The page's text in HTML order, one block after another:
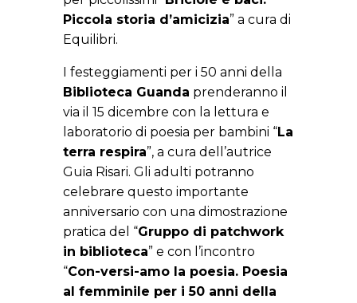
Piccola storia d’amicizia” a cura di
Equilibri.
I festeggiamenti per i 50 anni della
Biblioteca Guanda prenderanno il
via il 15 dicembre con la lettura e
laboratorio di poesia per bambini “La
terra respira”, a cura dell’autrice
Guia Risari. Gli adulti potranno
celebrare questo importante
anniversario con una dimostrazione
pratica del “Gruppo di patchwork
in biblioteca” e con l’incontro
“Con-versi-amo la poesia. Poesia
al femminile per i 50 anni della